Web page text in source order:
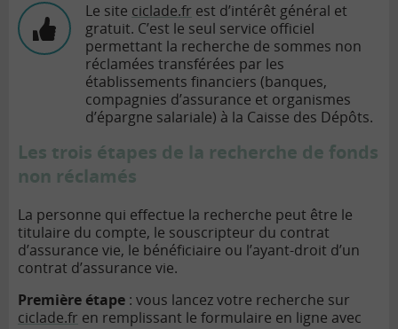
Le site ciclade.fr est d’intérêt général et
gratuit. C’est le seul service officiel
permettant la recherche de sommes non
réclamées transférées par les
établissements financiers (banques,
compagnies d’assurance et organismes
d’épargne salariale) à la Caisse des Dépôts.
Les trois étapes de la recherche de fonds
non réclamés
La personne qui effectue la recherche peut être le
titulaire du compte, le souscripteur du contrat
d’assurance vie, le bénéficiaire ou l’ayant-droit d’un
contrat d’assurance vie.
Première étape : vous lancez votre recherche sur
ciclade.fr en remplissant le formulaire en ligne avec